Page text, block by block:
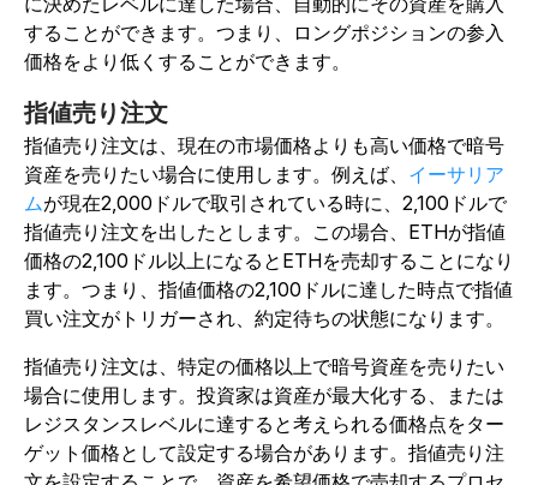
することができます。つまり、ロングポジションの参入
価格をより低くすることができます。
指値売り注文
指値売り注文は、現在の市場価格よりも高い価格で暗号
資産を売りたい場合に使用します。例えば、 イーサリア
ムが現在2,000ドルで取引されている時に、2,100ドルで
指値売り注文を出したとします。この場合、ETHが指値
価格の2,100ドル以上になるとETHを売却することになり
ます。つまり、指値価格の2,100ドルに達した時点で指値
買い注文がトリガーされ、約定待ちの状態になります。
指値売り注文は、特定の価格以上で暗号資産を売りたい
場合に使用します。投資家は資産が最大化する、または
レジスタンスレベルに達すると考えられる価格点をター
ゲット価格として設定する場合があります。指値売り注